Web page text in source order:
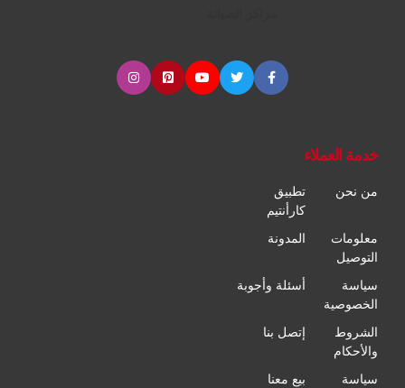
خدمة العملاء
من نحن
تطبيق
كارأنتيم
معلومات
التوصيل
المدونة
سياسة
الخصوصية
أسئلة وأجوبة
الشروط
والأحكام
إتصل بنا
سياسة بيع معنا